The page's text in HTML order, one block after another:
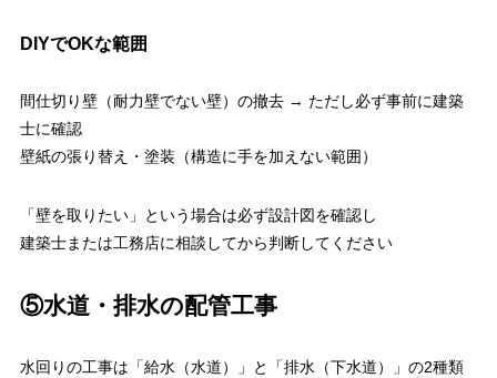
DIYでOKな範囲
間仕切り壁（耐力壁でない壁）の撤去 → ただし必ず事前に建築
士に確認
壁紙の張り替え・塗装（構造に手を加えない範囲）
「壁を取りたい」という場合は必ず設計図を確認し
建築士または工務店に相談してから判断してください
⑤水道・排水の配管工事
水回りの工事は「給水（水道）」と「排水（下水道）」の2種類